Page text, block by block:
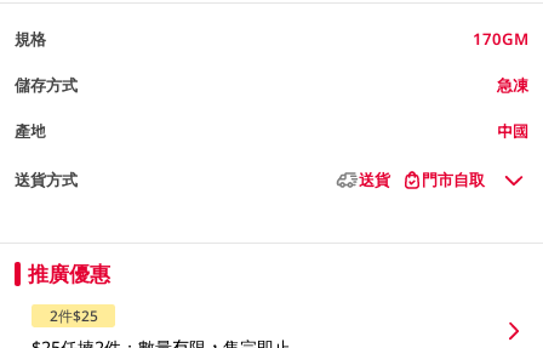
規格 170GM
儲存方式 急凍
產地 中國
送貨方式 送貨 門市自取
推廣優惠
2件$25